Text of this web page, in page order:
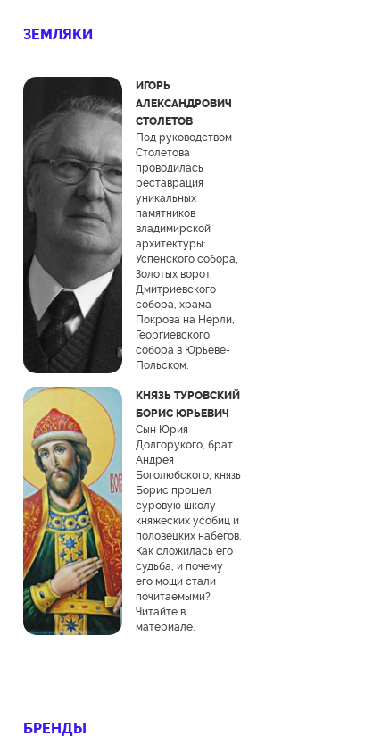
ЗЕМЛЯКИ
ИГОРЬ
АЛЕКСАНДРОВИЧ
СТОЛЕТОВ
Под руководством
Столетова
проводилась
реставрация
уникальных
памятников
владимирской
архитектуры:
Успенского собора,
Золотых ворот,
Дмитриевского
собора, храма
Покрова на Нерли,
Георгиевского
собора в Юрьеве-
Польском.
КНЯЗЬ ТУРОВСКИЙ
БОРИС ЮРЬЕВИЧ
Сын Юрия
Долгорукого, брат
Андрея
Боголюбского, князь
Борис прошел
суровую школу
княжеских усобиц и
половецких набегов.
Как сложилась его
судьба, и почему
его мощи стали
почитаемыми?
Читайте в
материале.
БРЕНДЫ